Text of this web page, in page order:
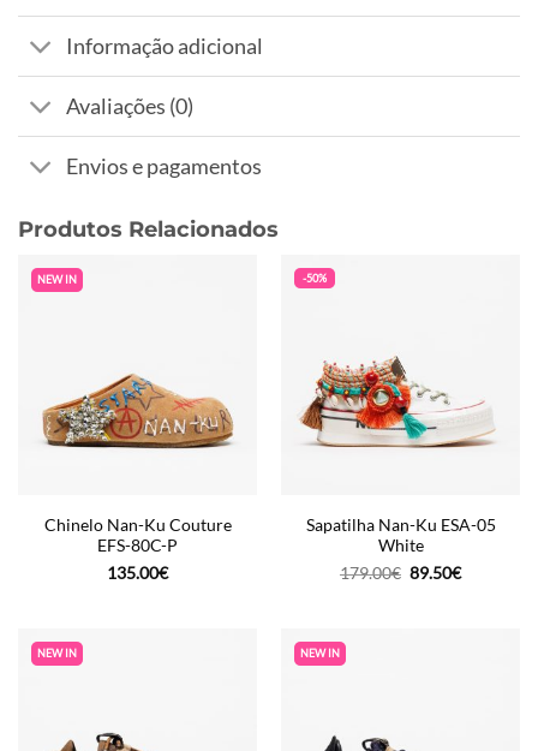
Informação adicional
Avaliações (0)
Envios e pagamentos
Produtos Relacionados
NEW IN
Chinelo Nan-Ku Couture
EFS-80C-P
135.00€
-50%
Sapatilha Nan-Ku ESA-05
White
179.00€ O
89.50€O
NEW IN NEW IN